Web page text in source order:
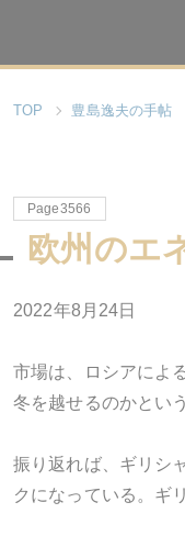
TOP 豊島逸夫の手帖
Page3566
欧州のエ
2022年8月24日
市場は、ロシアによ
冬を越せるのかとい
振り返れば、ギリシ
クになっている。ギ